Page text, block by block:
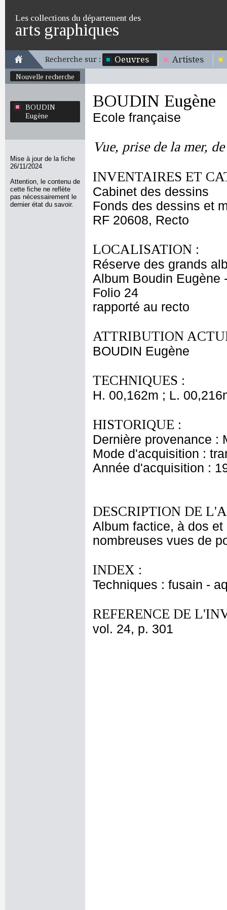
Les collections du département des
arts graphiques
Recherche sur : Oeuvres Artistes
Nouvelle recherche
BOUDIN
Eugène
Mise à jour de la fiche
26/11/2024
Attention, le contenu de
cette fiche ne reflète
pas nécessairement le
dernier état du savoir.
BOUDIN Eugène
Ecole française
Vue, prise de la mer,
INVENTAIRES ET
Cabinet des dessins
Fonds des dessins et
RF 20608, Recto
LOCALISATION :
Réserve des grands
Album Boudin Eugène
Folio 24
rapporté au recto
ATTRIBUTION
BOUDIN Eugène
TECHNIQUES :
H. 00,162m ; L.
HISTORIQUE :
Dernière provenance :
Mode d'acquisition :
Année d'acquisition :
DESCRIPTION DE
Album factice, à dos
nombreuses vues de
INDEX :
Techniques : fusain -
REFERENCE DE
vol. 24, p. 301